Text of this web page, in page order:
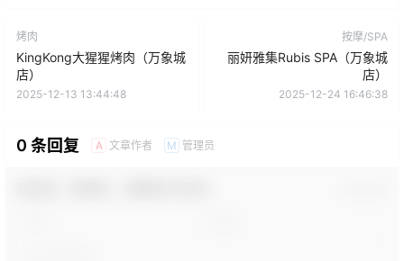
烤肉
KingKong大猩猩烤肉（万象城
店）
2025-12-13 13:44:48
按摩/SPA
丽妍雅集Rubis SPA（万象城
店）
2025-12-24 16:46:38
0 条回复 A 文章作者 M 管理员